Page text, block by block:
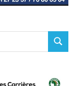
SEARCH